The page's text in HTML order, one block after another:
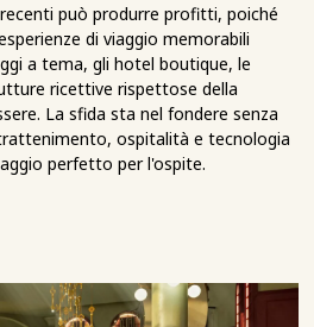
può produrre profitti, poiché
di viaggio memorabili
a tema, gli hotel boutique, le
ricettive rispettose della
La sfida sta nel fondere senza
ospitalità e tecnologia
perfetto per l'ospite.